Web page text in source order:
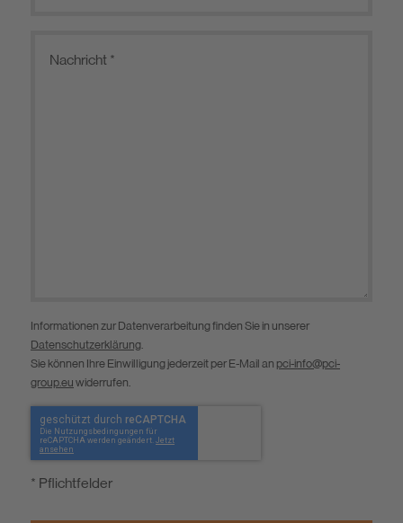
Informationen zur Datenverarbeitung finden Sie in unserer
Datenschutzerklärung
Sie können Ihre Einwilligung jederzeit per E-Mail an pci-info@pci-
group.eu widerrufen.
* Pflichtfelder